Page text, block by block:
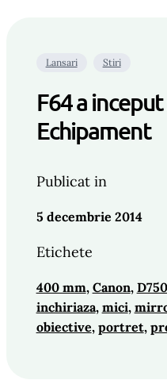
Lansari Stiri
F64 a
Echipament
Publicat in
5 decembrie 2014
Etichete
400 mm, Canon, D750
inchiriaza, mici,
obiective, portret,